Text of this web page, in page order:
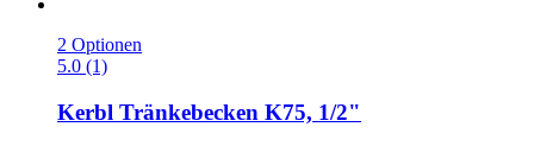
2 Optionen
5.0 (1)
Kerbl Tränkebecken K75, 1/2"